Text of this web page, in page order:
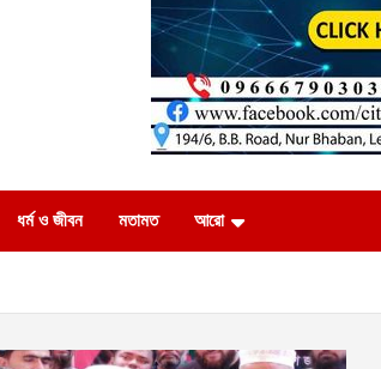
ধর্ম ও জীবন মতামত আরো